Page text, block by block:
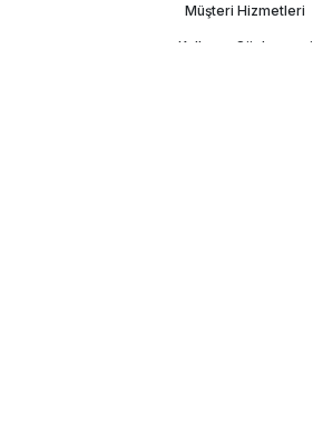
Müşteri Hizmetleri
Kullanım Sözleşmesi